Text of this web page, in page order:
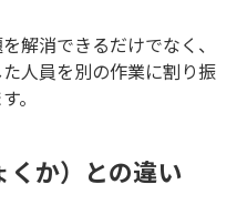
解消できるだけでなく、
人員を別の作業に割り振
。
くか）との違い